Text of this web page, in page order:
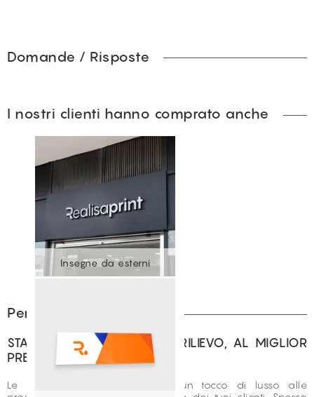
Domande / Risposte
I nostri clienti hanno comprato anche
Insegne da esterni
Per approfondire
STAMPA ONLINE LETTERE IN RILIEVO, AL MIGLIOR
PREZZO, CON REALISAPRINT
Le lettere in rilievo apportano un tocco di lusso alle